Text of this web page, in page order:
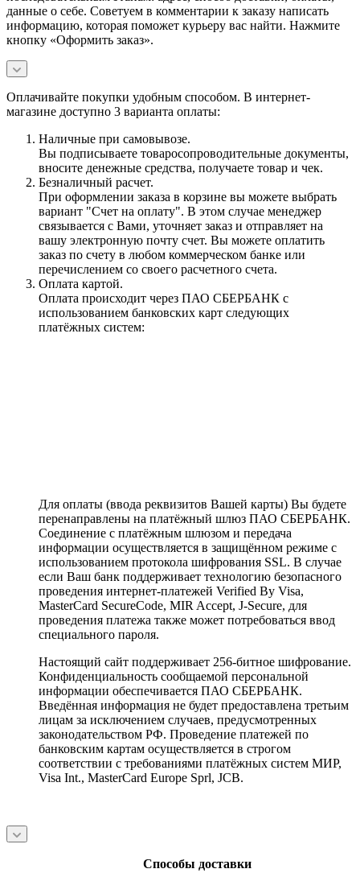
данные о себе. Советуем в комментарии к заказу написать
информацию, которая поможет курьеру вас найти. Нажмите
кнопку «Оформить заказ».
Оплачивайте покупки удобным способом. В интернет-
магазине доступно 3 варианта оплаты:
Наличные при самовывозе.
Вы подписываете товаросопроводительные документы,
вносите денежные средства, получаете товар и чек.
Безналичный расчет.
При оформлении заказа в корзине вы можете выбрать
вариант "Счет на оплату". В этом случае менеджер
связывается с Вами, уточняет заказ и отправляет на
вашу электронную почту счет. Вы можете оплатить
заказ по счету в любом коммерческом банке или
перечислением со своего расчетного счета.
Оплата картой.
Оплата происходит через ПАО СБЕРБАНК с
использованием банковских карт следующих
платёжных систем:
Для оплаты (ввода реквизитов Вашей карты) Вы будете
перенаправлены на платёжный шлюз ПАО СБЕРБАНК.
Соединение с платёжным шлюзом и передача
информации осуществляется в защищённом режиме с
использованием протокола шифрования SSL. В случае
если Ваш банк поддерживает технологию безопасного
проведения интернет-платежей Verified By Visa,
MasterCard SecureCode, MIR Accept, J-Secure, для
проведения платежа также может потребоваться ввод
специального пароля.
Настоящий сайт поддерживает 256-битное шифрование.
Конфиденциальность сообщаемой персональной
информации обеспечивается ПАО СБЕРБАНК.
Введённая информация не будет предоставлена третьим
лицам за исключением случаев, предусмотренных
законодательством РФ. Проведение платежей по
банковским картам осуществляется в строгом
соответствии с требованиями платёжных систем МИР,
Visa Int., MasterCard Europe Sprl, JCB.
Способы доставки